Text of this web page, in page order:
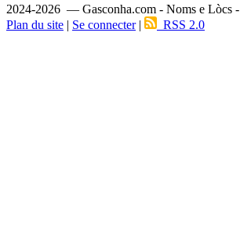
2024-2026 — Gasconha.com - Noms e Lòcs -
Plan du site | Se connecter| RSS 2.0